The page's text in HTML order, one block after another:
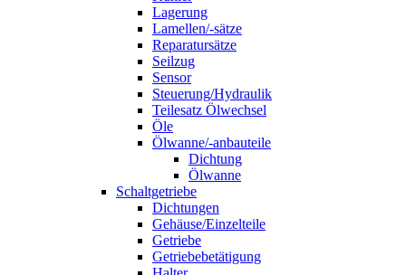
Lagerung
Lamellen/-sätze
Reparatursätze
Seilzug
Sensor
Steuerung/Hydraulik
Teilesatz Ölwechsel
Öle
Ölwanne/-anbauteile
Dichtung
Ölwanne
Schaltgetriebe
Dichtungen
Gehäuse/Einzelteile
Getriebe
Getriebebetätigung